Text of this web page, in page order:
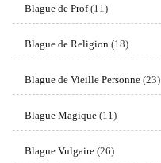
Blague de Prof(11)
Blague de Religion(18)
Blague de Vieille Personne(23)
Blague Magique(11)
Blague Vulgaire(26)